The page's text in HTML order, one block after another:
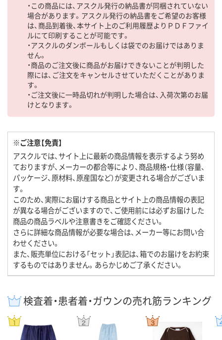
・この商品には、アスクル発行の納品書が同梱されていない
場合があります。アスクル発行の納品書をご希望のお客様
は、商品到着後、本サイト上のご利用履歴よりＰＤＦファイ
ルにて印刷することが可能です。
・アスクルのダンボールもしくは袋でのお届けではありま
せん。
・商品のご注文後に商品がお届けできないことが判明した
際には、ご注文をキャンセルさせていただくことがありま
す。
・ご注文後に一時品切れが判明した場合は、入荷次第のお届
けとなります。
※ご注意【免責】
アスクルでは、サイト上に最新の商品情報を表示するよう努め
ておりますが、メーカーの都合等により、商品規格・仕様（容量、
パッケージ、原材料、原産国など）が変更される場合がございま
す。
このため、実際にお届けする商品とサイト上の商品情報の表記
が異なる場合がございますので、ご使用前には必ずお届けした
商品の商品ラベルや注意書きをご確認ください。
さらに詳細な商品情報が必要な場合は、メーカー等にお問い合
わせください。
また、販売単位における「セット」表記は、箱でのお届けをお約束
するものではありません。あらかじめご了承ください。
検査着・患者着・ガウンの売れ筋ランキング